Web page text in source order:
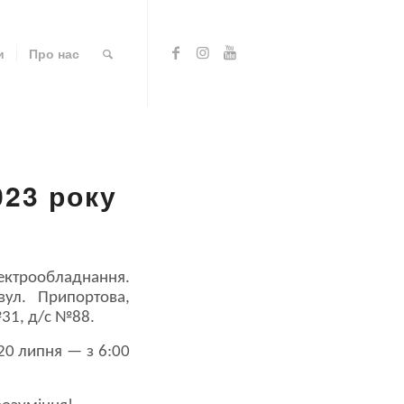
Про нас
року
Припортова,
д/с №88.
липня — з 6:00